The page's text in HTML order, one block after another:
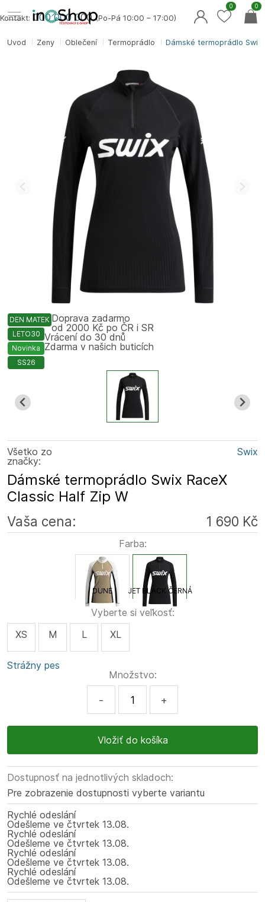
Úvod Ženy Oblečení Termoprádlo Dámské termoprádlo Swix
DEN MATEK
LETO30
Novinka
SS26
Všetko zo
značky:
Swix
Dámské termoprádlo Swix RaceX
Classic Half Zip W
Vaša cena: 1 690 Kč
Farba:
DUNE JET BLACK ČERNÁ
Vyberte si veľkosť:
XS
M L XL
Strážny pes
Množstvo:
- +
Dostupnosť na jednotlivých skladoch:
Pre zobrazenie dostupnosti vyberte variantu
Rychlé odeslání
Odešleme ve čtvrtek 13.08.
Rychlé odeslání
Odešleme ve čtvrtek 13.08.
Rychlé odeslání
Odešleme ve čtvrtek 13.08.
Rychlé odeslání
Odešleme ve čtvrtek 13.08.
Doprava zadarmo
od 2000 Kč po ČR i SR
Vrácení do 30 dnů
Zdarma v našich buticích
Kontakt: 000 000 000(Po-Pá 10:00 – 17:00)
0
0